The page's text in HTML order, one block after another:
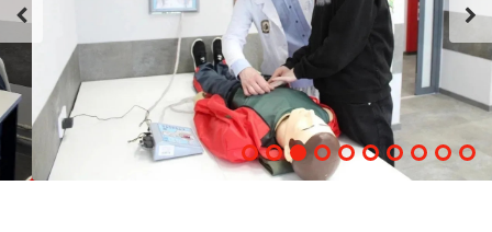
SPN CHI
Приемная
комиссия